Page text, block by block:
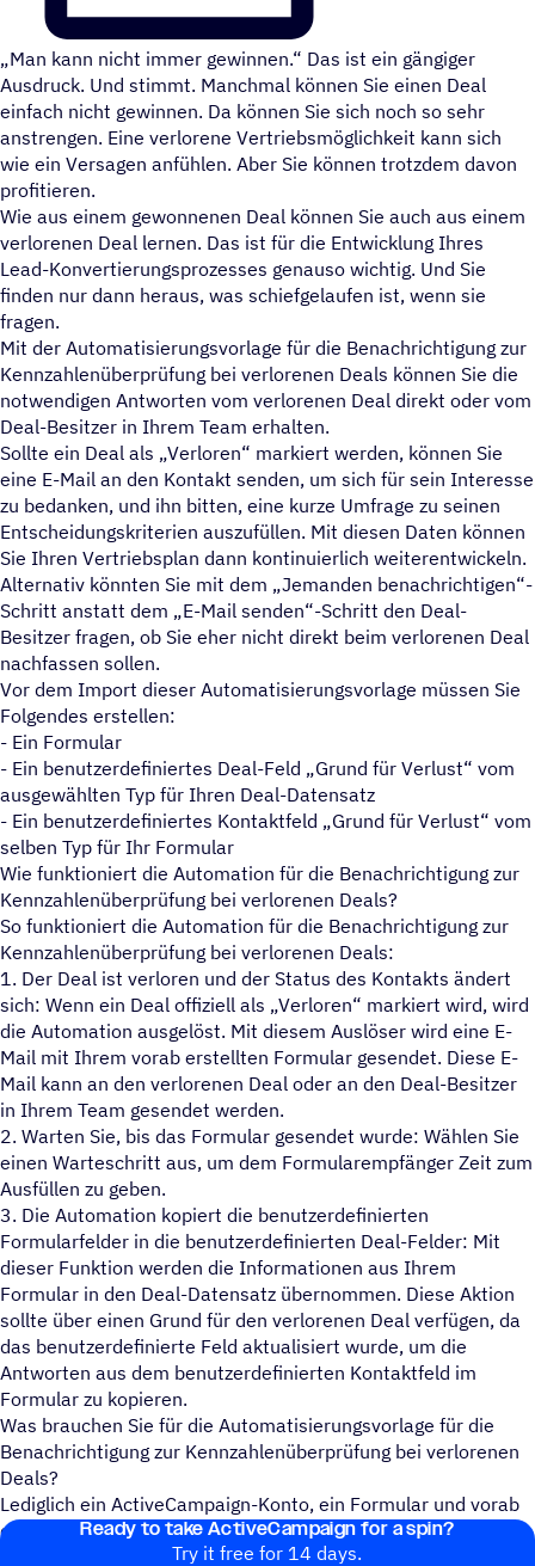
Man kann nicht immer gewinnen.“ Das ist ein gängiger
Ausdruck. Und stimmt. Manchmal können Sie einen Deal
einfach nicht gewinnen. Da können Sie sich noch so sehr
anstrengen. Eine verlorene Vertriebsmöglichkeit kann sich
wie ein Versagen anfühlen. Aber Sie können trotzdem davon
profitieren.
Wie aus einem gewonnenen Deal können Sie auch aus einem
verlorenen Deal lernen. Das ist für die Entwicklung Ihres
Lead-Konvertierungsprozesses genauso wichtig. Und Sie
finden nur dann heraus, was schiefgelaufen ist, wenn sie
fragen.
Mit der Automatisierungsvorlage für die Benachrichtigung zur
Kennzahlenüberprüfung bei verlorenen Deals können Sie die
notwendigen Antworten vom verlorenen Deal direkt oder vom
Deal-Besitzer in Ihrem Team erhalten.
Sollte ein Deal als „Verloren“ markiert werden, können Sie
eine E-Mail an den Kontakt senden, um sich für sein Interesse
zu bedanken, und ihn bitten, eine kurze Umfrage zu seinen
Entscheidungskriterien auszufüllen. Mit diesen Daten können
Sie Ihren Vertriebsplan dann kontinuierlich weiterentwickeln.
Alternativ könnten Sie mit dem „Jemanden benachrichtigen“-
Schritt anstatt dem „E-Mail senden“-Schritt den Deal-
Besitzer fragen, ob Sie eher nicht direkt beim verlorenen Deal
nachfassen sollen.
Vor dem Import dieser Automatisierungsvorlage müssen Sie
Folgendes erstellen:
- Ein Formular
- Ein benutzerdefiniertes Deal-Feld „Grund für Verlust“ vom
ausgewählten Typ für Ihren Deal-Datensatz
- Ein benutzerdefiniertes Kontaktfeld „Grund für Verlust“ vom
selben Typ für Ihr Formular
Wie funktioniert die Automation für die Benachrichtigung zur
Kennzahlenüberprüfung bei verlorenen Deals?
So funktioniert die Automation für die Benachrichtigung zur
Kennzahlenüberprüfung bei verlorenen Deals:
1. Der Deal ist verloren und der Status des Kontakts ändert
sich: Wenn ein Deal offiziell als „Verloren“ markiert wird, wird
die Automation ausgelöst. Mit diesem Auslöser wird eine E-
Mail mit Ihrem vorab erstellten Formular gesendet. Diese E-
Mail kann an den verlorenen Deal oder an den Deal-Besitzer
in Ihrem Team gesendet werden.
2. Warten Sie, bis das Formular gesendet wurde: Wählen Sie
einen Warteschritt aus, um dem Formularempfänger Zeit zum
Ausfüllen zu geben.
3. Die Automation kopiert die benutzerdefinierten
Formularfelder in die benutzerdefinierten Deal-Felder: Mit
dieser Funktion werden die Informationen aus Ihrem
Formular in den Deal-Datensatz übernommen. Diese Aktion
sollte über einen Grund für den verlorenen Deal verfügen, da
das benutzerdefinierte Feld aktualisiert wurde, um die
Antworten aus dem benutzerdefinierten Kontaktfeld im
Formular zu kopieren.
Was brauchen Sie für die Automatisierungsvorlage für die
Benachrichtigung zur Kennzahlenüberprüfung bei verlorenen
Deals?
Lediglich ein ActiveCampaign-Konto, ein Formular und vorab
erstellte benutzerdefinierte Felder.
Ready to take ActiveCampaign for a spin?
Try it free for 14 days.